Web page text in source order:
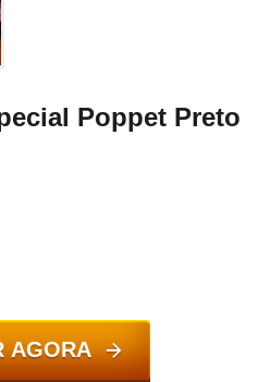
Poppet Preto
AGORA